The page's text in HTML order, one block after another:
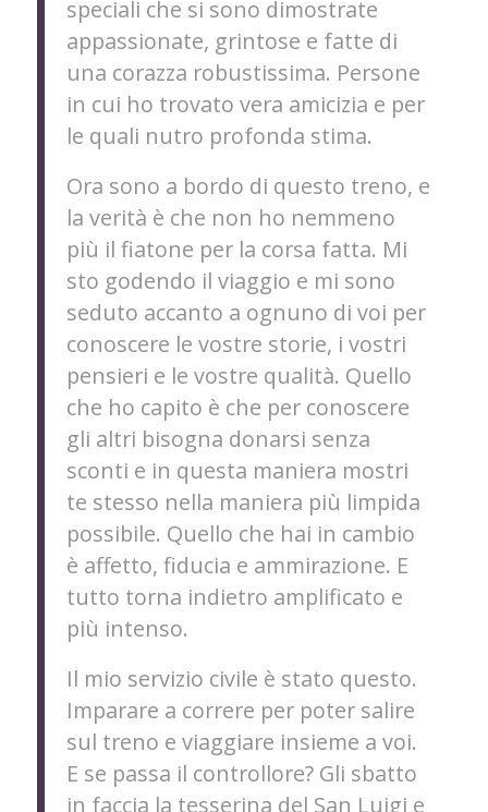
speciali che si sono dimostrate
appassionate, grintose e fatte di
una corazza robustissima. Persone
in cui ho trovato vera amicizia e per
le quali nutro profonda stima.
Ora sono a bordo di questo treno, e
la verità è che non ho nemmeno
più il fiatone per la corsa fatta. Mi
sto godendo il viaggio e mi sono
seduto accanto a ognuno di voi per
conoscere le vostre storie, i vostri
pensieri e le vostre qualità. Quello
che ho capito è che per conoscere
gli altri bisogna donarsi senza
sconti e in questa maniera mostri
te stesso nella maniera più limpida
possibile. Quello che hai in cambio
è affetto, fiducia e ammirazione. E
tutto torna indietro amplificato e
più intenso.
Il mio servizio civile è stato questo.
Imparare a correre per poter salire
sul treno e viaggiare insieme a voi.
E se passa il controllore? Gli sbatto
in faccia la tesserina del San Luigi e